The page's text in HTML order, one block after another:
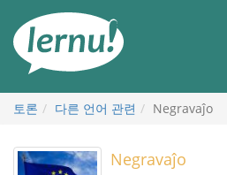
토론 다른 언어 관련 Negravaĵo
Negravaĵo